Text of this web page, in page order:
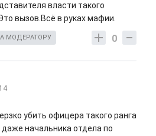
власти такого
вызов.Всё в руках мафии.
0
МОДЕРАТОРУ
убить офицера такого ранга
начальника отдела по